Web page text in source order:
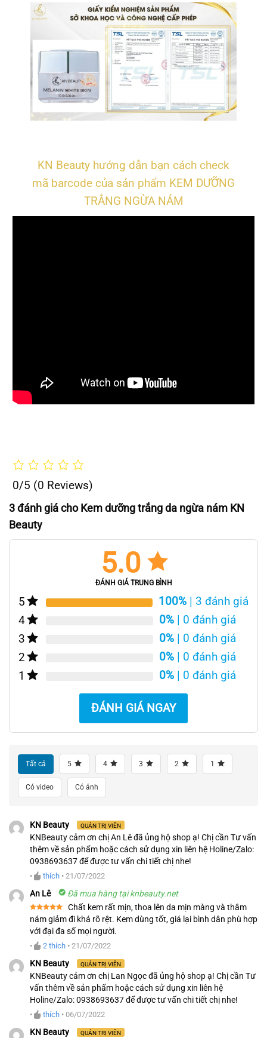
KN Beauty hướng dẫn bạn cách check
mã barcode của sản phẩm KEM DƯỠNG
TRẮNG NGỪA NÁM
0/5
0/5 (0 Reviews)
3 đánh giá choKem dưỡng trắng da ngừa nám KN
Beauty
5.0
ĐÁNH GIÁ TRUNG BÌNH
5 100% | 3 đánh giá
4
0% | 0 đánh giá
3
0% | 0 đánh giá
2
0% | 0 đánh giá
1
0% | 0 đánh giá
ĐÁNH GIÁ NGAY
Tất cả 5 4 3 2 1
Có video Có ảnh
KN Beauty QUẢN TRỊ VIÊN
KNBeauty cảm ơn chị An Lê đã ủng hộ shop ạ! Chị cần Tư vấn
thêm về sản phẩm hoặc cách sử dụng xin liên hệ Holine/Zalo:
0938693637 để được tư vấn chi tiết chị nhe!
• thích • 21/07/2022
An Lê Đã mua hàng tại knbeauty.net
Được xếp
hạng 55
sao
Chất kem rất mịn, thoa lên da mịn màng và thâm
nám giảm đi khá rõ rệt. Kem dùng tốt, giá lại bình dân phù hợp
với đại đa số mọi người.
• 2 thích • 21/07/2022
KN Beauty QUẢN TRỊ VIÊN
KNBeauty cảm ơn chị Lan Ngọc đã ủng hộ shop ạ! Chị cần Tư
vấn thêm về sản phẩm hoặc cách sử dụng xin liên hệ
Holine/Zalo: 0938693637 để được tư vấn chi tiết chị nhe!
• thích • 06/07/2022
KN Beauty QUẢN TRỊ VIÊN